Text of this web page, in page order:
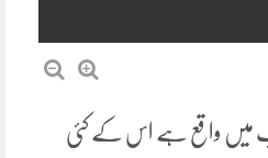
میں واقع ہے اس کے کئی